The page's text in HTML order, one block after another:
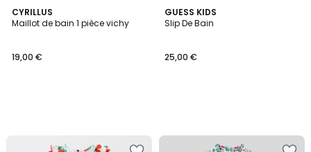
CYRILLUS
Maillot de bain 1 pièce vichy
19,00 €
GUESS KIDS
Slip De Bain
25,00 €